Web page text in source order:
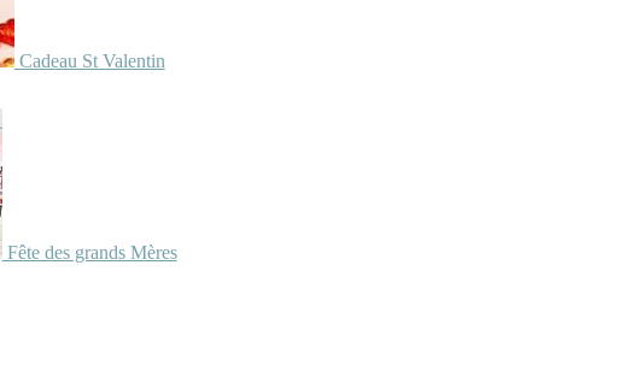
Cadeau St Valentin
Fête des grands Mères